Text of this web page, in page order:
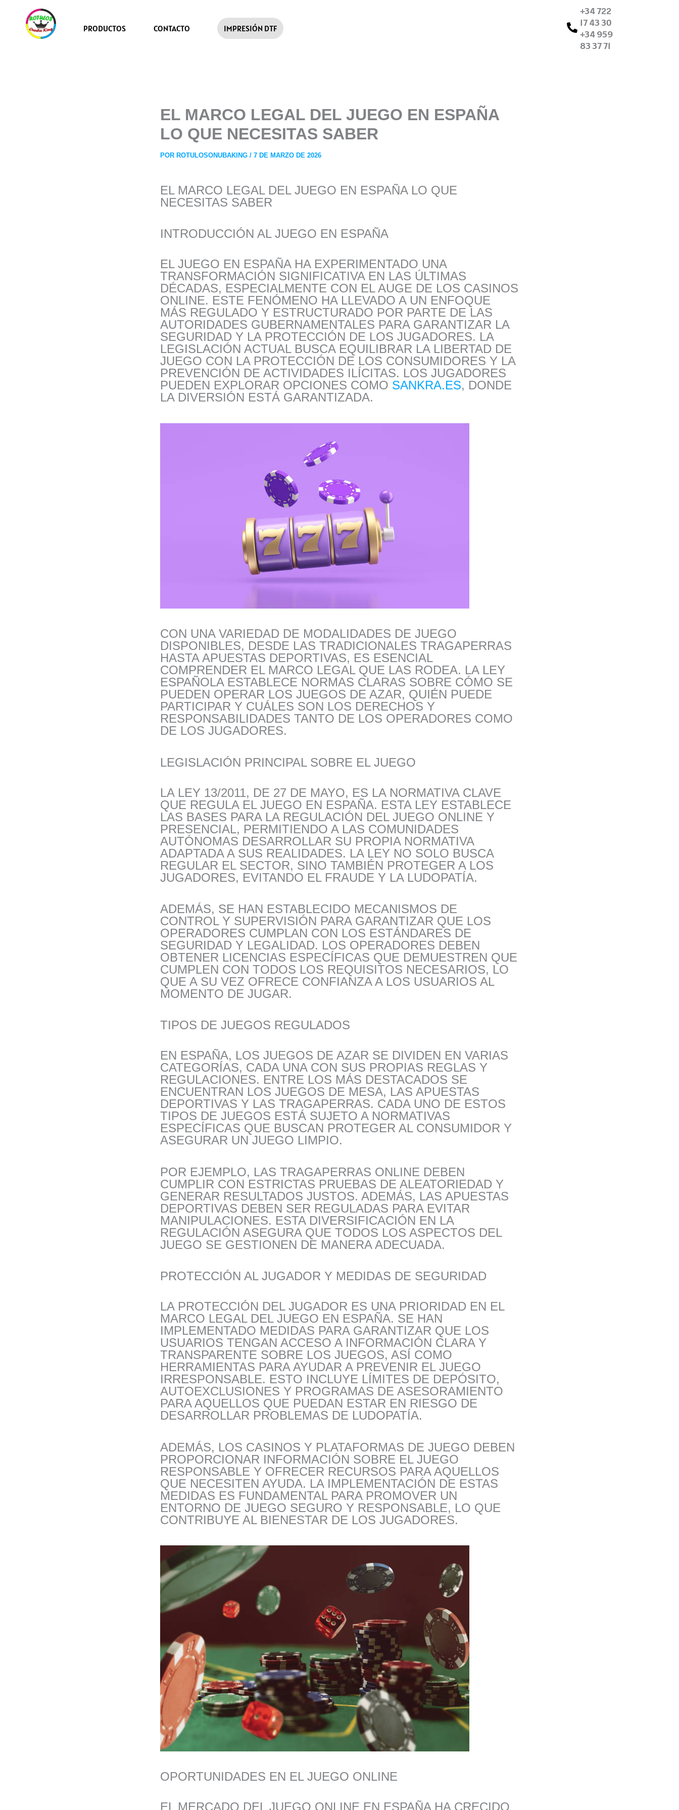
CONTENIDO
PRODUCTOS CONTACTO IMPRESIÓN DTF
+34 722
17 43 30
+34 959
83 37 71
EL MARCO LEGAL DEL JUEGO EN ESPAÑA
LO QUE NECESITAS SABER
POR ROTULOSONUBAKING / 7 DE MARZO DE 2026
EL MARCO LEGAL DEL JUEGO EN ESPAÑA LO QUE
NECESITAS SABER
INTRODUCCIÓN AL JUEGO EN ESPAÑA
EL JUEGO EN ESPAÑA HA EXPERIMENTADO UNA
TRANSFORMACIÓN SIGNIFICATIVA EN LAS ÚLTIMAS
DÉCADAS, ESPECIALMENTE CON EL AUGE DE LOS CASINOS
ONLINE. ESTE FENÓMENO HA LLEVADO A UN ENFOQUE
MÁS REGULADO Y ESTRUCTURADO POR PARTE DE LAS
AUTORIDADES GUBERNAMENTALES PARA GARANTIZAR LA
SEGURIDAD Y LA PROTECCIÓN DE LOS JUGADORES. LA
LEGISLACIÓN ACTUAL BUSCA EQUILIBRAR LA LIBERTAD DE
JUEGO CON LA PROTECCIÓN DE LOS CONSUMIDORES Y LA
PREVENCIÓN DE ACTIVIDADES ILÍCITAS. LOS JUGADORES
PUEDEN EXPLORAR OPCIONES COMO SANKRA.ES, DONDE
LA DIVERSIÓN ESTÁ GARANTIZADA.
CON UNA VARIEDAD DE MODALIDADES DE JUEGO
DISPONIBLES, DESDE LAS TRADICIONALES TRAGAPERRAS
HASTA APUESTAS DEPORTIVAS, ES ESENCIAL
COMPRENDER EL MARCO LEGAL QUE LAS RODEA. LA LEY
ESPAÑOLA ESTABLECE NORMAS CLARAS SOBRE CÓMO SE
PUEDEN OPERAR LOS JUEGOS DE AZAR, QUIÉN PUEDE
PARTICIPAR Y CUÁLES SON LOS DERECHOS Y
RESPONSABILIDADES TANTO DE LOS OPERADORES COMO
DE LOS JUGADORES.
LEGISLACIÓN PRINCIPAL SOBRE EL JUEGO
LA LEY 13/2011, DE 27 DE MAYO, ES LA NORMATIVA CLAVE
QUE REGULA EL JUEGO EN ESPAÑA. ESTA LEY ESTABLECE
LAS BASES PARA LA REGULACIÓN DEL JUEGO ONLINE Y
PRESENCIAL, PERMITIENDO A LAS COMUNIDADES
AUTÓNOMAS DESARROLLAR SU PROPIA NORMATIVA
ADAPTADA A SUS REALIDADES. LA LEY NO SOLO BUSCA
REGULAR EL SECTOR, SINO TAMBIÉN PROTEGER A LOS
JUGADORES, EVITANDO EL FRAUDE Y LA LUDOPATÍA.
ADEMÁS, SE HAN ESTABLECIDO MECANISMOS DE
CONTROL Y SUPERVISIÓN PARA GARANTIZAR QUE LOS
OPERADORES CUMPLAN CON LOS ESTÁNDARES DE
SEGURIDAD Y LEGALIDAD. LOS OPERADORES DEBEN
OBTENER LICENCIAS ESPECÍFICAS QUE DEMUESTREN QUE
CUMPLEN CON TODOS LOS REQUISITOS NECESARIOS, LO
QUE A SU VEZ OFRECE CONFIANZA A LOS USUARIOS AL
MOMENTO DE JUGAR.
TIPOS DE JUEGOS REGULADOS
EN ESPAÑA, LOS JUEGOS DE AZAR SE DIVIDEN EN VARIAS
CATEGORÍAS, CADA UNA CON SUS PROPIAS REGLAS Y
REGULACIONES. ENTRE LOS MÁS DESTACADOS SE
ENCUENTRAN LOS JUEGOS DE MESA, LAS APUESTAS
DEPORTIVAS Y LAS TRAGAPERRAS. CADA UNO DE ESTOS
TIPOS DE JUEGOS ESTÁ SUJETO A NORMATIVAS
ESPECÍFICAS QUE BUSCAN PROTEGER AL CONSUMIDOR Y
ASEGURAR UN JUEGO LIMPIO.
POR EJEMPLO, LAS TRAGAPERRAS ONLINE DEBEN
CUMPLIR CON ESTRICTAS PRUEBAS DE ALEATORIEDAD Y
GENERAR RESULTADOS JUSTOS. ADEMÁS, LAS APUESTAS
DEPORTIVAS DEBEN SER REGULADAS PARA EVITAR
MANIPULACIONES. ESTA DIVERSIFICACIÓN EN LA
REGULACIÓN ASEGURA QUE TODOS LOS ASPECTOS DEL
JUEGO SE GESTIONEN DE MANERA ADECUADA.
PROTECCIÓN AL JUGADOR Y MEDIDAS DE SEGURIDAD
LA PROTECCIÓN DEL JUGADOR ES UNA PRIORIDAD EN EL
MARCO LEGAL DEL JUEGO EN ESPAÑA. SE HAN
IMPLEMENTADO MEDIDAS PARA GARANTIZAR QUE LOS
USUARIOS TENGAN ACCESO A INFORMACIÓN CLARA Y
TRANSPARENTE SOBRE LOS JUEGOS, ASÍ COMO
HERRAMIENTAS PARA AYUDAR A PREVENIR EL JUEGO
IRRESPONSABLE. ESTO INCLUYE LÍMITES DE DEPÓSITO,
AUTOEXCLUSIONES Y PROGRAMAS DE ASESORAMIENTO
PARA AQUELLOS QUE PUEDAN ESTAR EN RIESGO DE
DESARROLLAR PROBLEMAS DE LUDOPATÍA.
ADEMÁS, LOS CASINOS Y PLATAFORMAS DE JUEGO DEBEN
PROPORCIONAR INFORMACIÓN SOBRE EL JUEGO
RESPONSABLE Y OFRECER RECURSOS PARA AQUELLOS
QUE NECESITEN AYUDA. LA IMPLEMENTACIÓN DE ESTAS
MEDIDAS ES FUNDAMENTAL PARA PROMOVER UN
ENTORNO DE JUEGO SEGURO Y RESPONSABLE, LO QUE
CONTRIBUYE AL BIENESTAR DE LOS JUGADORES.
OPORTUNIDADES EN EL JUEGO ONLINE
EL MERCADO DEL JUEGO ONLINE EN ESPAÑA HA CRECIDO